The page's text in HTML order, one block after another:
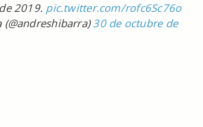
2019. pic.twitter.com/rofc6Sc76o
30 de octubre de